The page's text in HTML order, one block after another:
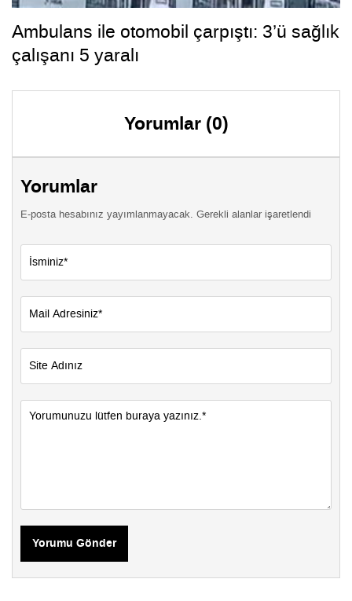
Ambulans ile otomobil çarpıştı: 3’ü sağlık
çalışanı 5 yaralı
Yorumlar (0)
Yorumlar
E-posta hesabınız yayımlanmayacak. Gerekli alanlar işaretlendi
Yorumu Gönder